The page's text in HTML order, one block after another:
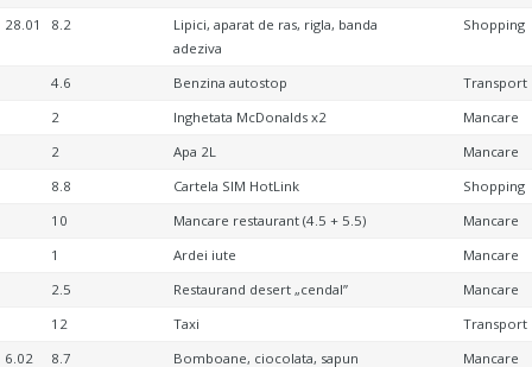
28.01
8.2
Lipici, aparat de ras, rigla, banda
adeziva
Shopping
4.6 Benzina autostop
Transport
2
Inghetata McDonalds x2
Mancare
2
Apa 2L
Mancare
8.8
Cartela SIM HotLink
Shopping
10
Mancare restaurant (4.5 + 5.5)
Mancare
1
Ardei iute
Mancare
2.5
Restaurand desert „cendal”
Mancare
12
Taxi
Transport
6.02
8.7 Bomboane, ciocolata, sapun Mancare